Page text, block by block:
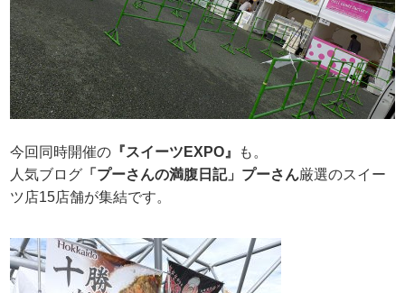
今回同時開催の 『スイーツEXPO』
も。
人気ブログ 「プーさんの満腹日記」プーさん厳選のスイー
ツ店15店舗が集結です。